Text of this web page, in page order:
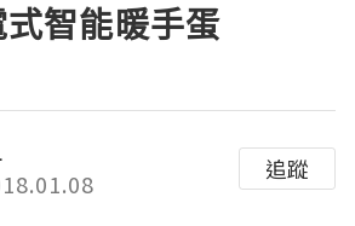
智能暖手蛋
追蹤